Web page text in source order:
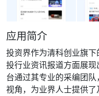
应用简介
投资界作为清科创业旗
投行业资讯报道方面展
台通过其专业的采编团
视角，为业界人士提供了